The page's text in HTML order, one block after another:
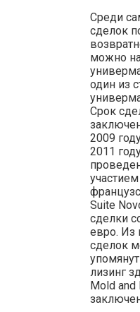
Среди
сделок
можно
один из
Срок
2009
2011
Suite
сделки
евро. Из
сделок
лизинг
Mold and